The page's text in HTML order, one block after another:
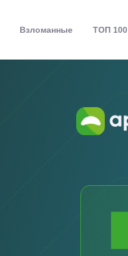
Взломанные ТОП 100